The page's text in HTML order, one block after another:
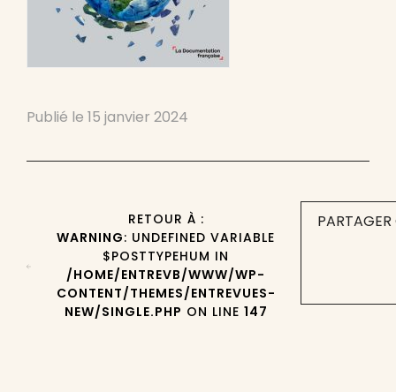
Publié le 15 janvier 2024
RETOUR À :
WARNING: UNDEFINED VARIABLE
$POSTTYPEHUM IN
/HOME/ENTREVB/WWW/WP-
CONTENT/THEMES/ENTREVUES-
NEW/SINGLE.PHP ON LINE 147